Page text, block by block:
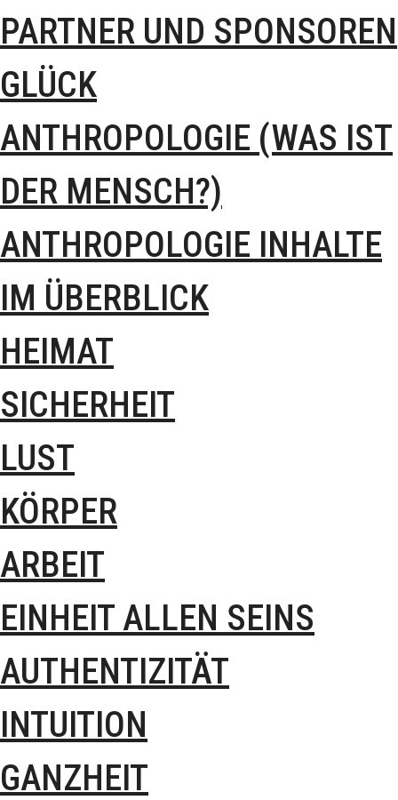
PARTNER UND SPONSOREN
GLÜCK
ANTHROPOLOGIE (WAS IST
DER MENSCH?)
ANTHROPOLOGIE INHALTE
IM ÜBERBLICK
HEIMAT
SICHERHEIT
LUST
KÖRPER
ARBEIT
EINHEIT ALLEN SEINS
AUTHENTIZITÄT
INTUITION
GANZHEIT